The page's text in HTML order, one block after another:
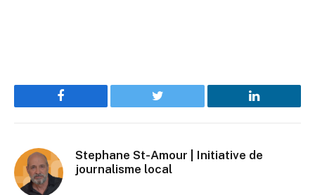
Facebook Twitter LinkedIn
Stephane St-Amour | Initiative de
journalisme local